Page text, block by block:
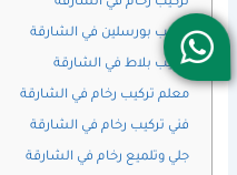
تركيب بورسلين في الشارقة
تركيب بلاط في الشارقة
معلم تركيب رخام في الشارقة
فني تركيب رخام في الشارقة
جلي وتلميع رخام في الشارقة